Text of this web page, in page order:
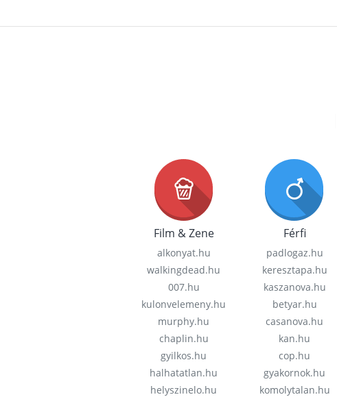
Film & Zene
alkonyat.hu
walkingdead.hu
007.hu
kulonvelemeny.hu
murphy.hu
chaplin.hu
gyilkos.hu
halhatatlan.hu
helyszinelo.hu
Férfi
padlogaz.hu
keresztapa.hu
kaszanova.hu
betyar.hu
casanova.hu
kan.hu
cop.hu
gyakornok.hu
komolytalan.hu